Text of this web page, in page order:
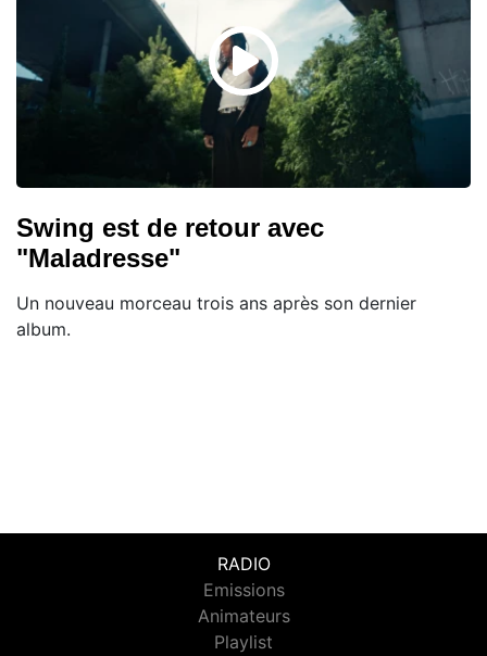
Swing est de retour avec
"Maladresse"
Un nouveau morceau trois ans après son dernier
album.
RADIO
Emissions
Animateurs
Playlist